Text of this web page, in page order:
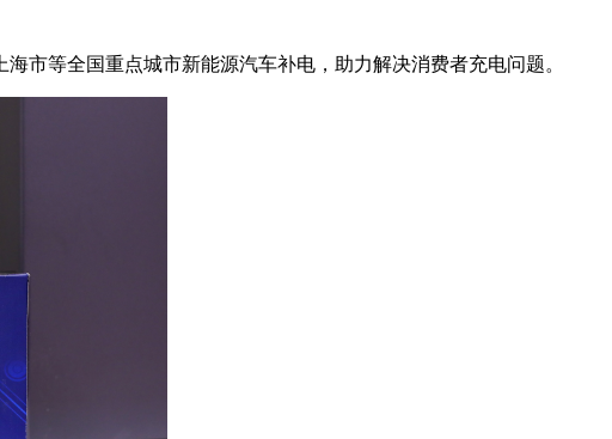
市等全国重点城市新能源汽车补电，助力解决消费者充电问题。